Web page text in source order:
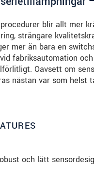
blir allt mer
strängare
mer än bara en
fabriksautomation
Oavsett om
nästan var som helst
och lätt